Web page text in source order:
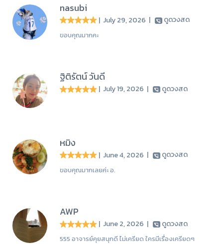
nasubi
| July 29, 2026 | ดูดวงสด
ขอบคุณมากคะ
ฐิติรัตน์ วันดี
| July 19, 2026 | ดูดวงสด
หมิง
| June 4, 2026 | ดูดวงสด
ขอบคุณมากเลยค่ะ อ.
AWP
| June 2, 2026 | ดูดวงสด
555 อาจารย์คุยสนุกดี ไม่เครียด ใครมีเรื่องเครียดๆ